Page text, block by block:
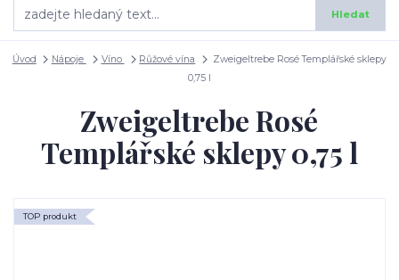
Hledat
Úvod Nápoje Víno Růžové vína
Zweigeltrebe Rosé Templářské sklepy
0,75 l
Zweigeltrebe Rosé
Templářské sklepy 0,75 l
TOP produkt